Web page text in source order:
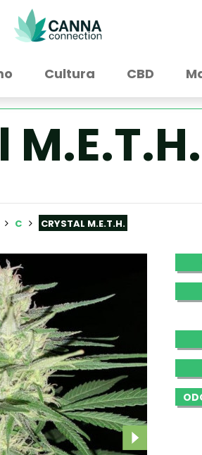
Cultura CBD
C CRYSTAL M.E.T.H.